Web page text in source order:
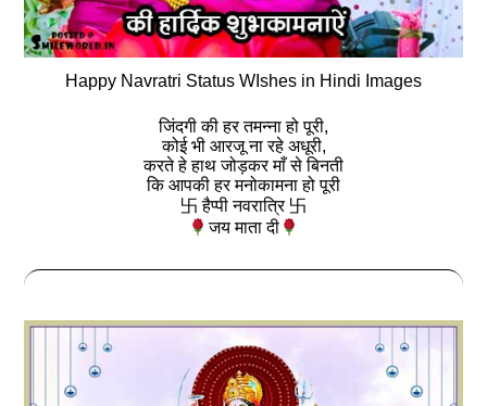
Happy Navratri Status WIshes in Hindi Images
जिंदगी की हर तमन्ना हो पूरी,
कोई भी आरजू ना रहे अधूरी,
करते हे हाथ जोड़कर माँ से बिनती
कि आपकी हर मनोकामना हो पूरी
卐 हैप्पी नवरात्रि 卐
जय माता दी